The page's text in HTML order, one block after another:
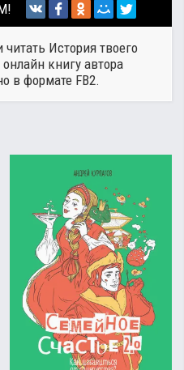
История твоего
книгу автора
в формате FB2.